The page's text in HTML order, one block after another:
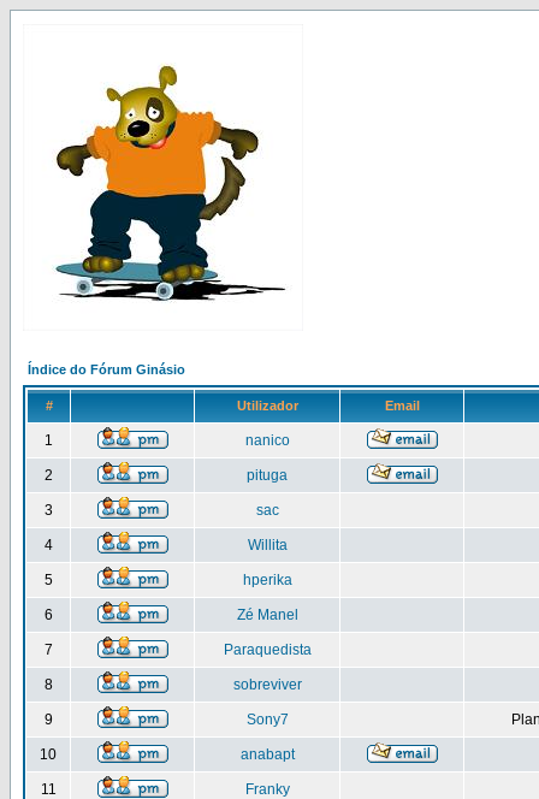
Índice do Fórum Ginásio
# Utilizador Email
1 nanico
2 pituga
3 sac
4 Willita
5 hperika
6 Zé Manel
7 Paraquedista
8 sobreviver
9 Sony7
10 anabapt
11 Franky